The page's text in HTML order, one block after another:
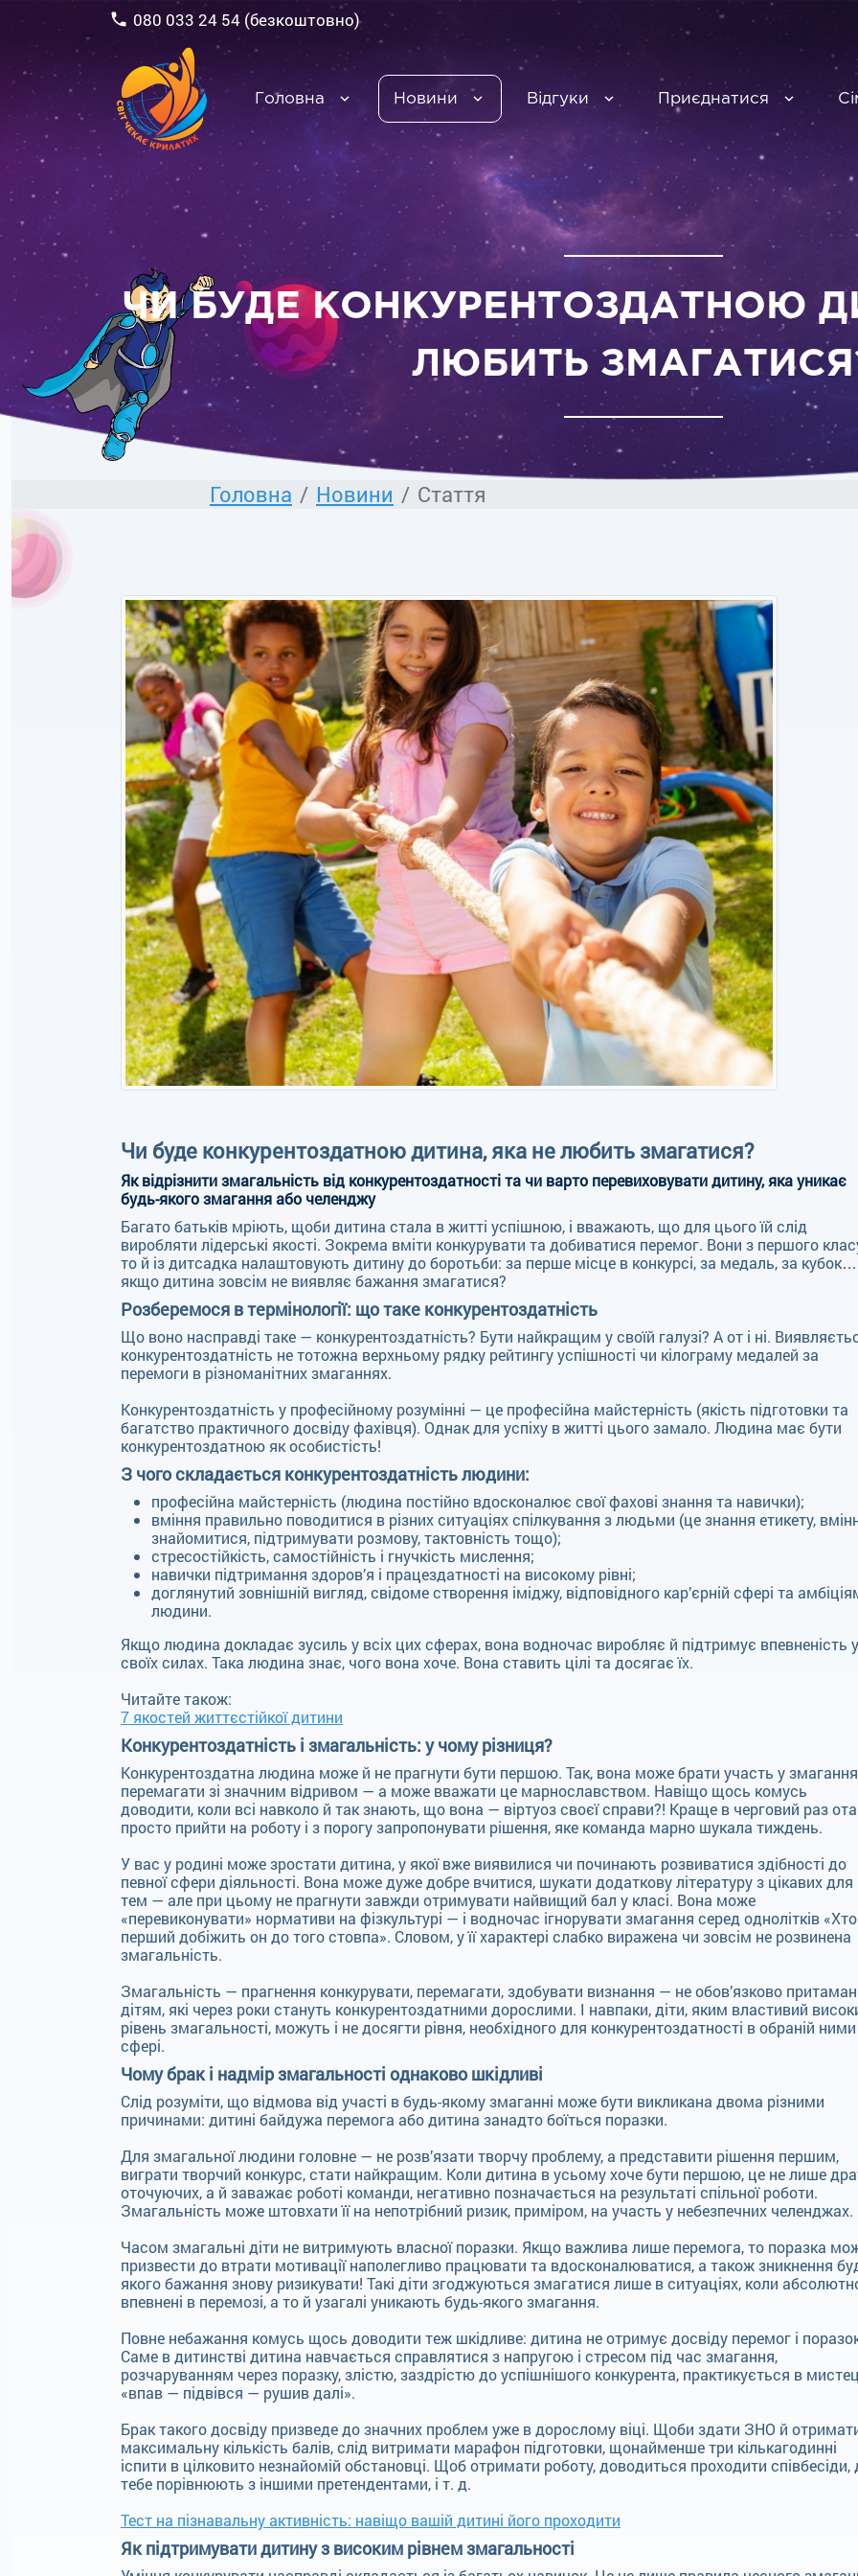
080 033 24 54 (безкоштовно)
Головна Новини Відгуки Приєднатися
ЧИ БУДЕ КОНКУРЕНТОЗДАТНОЮ
ЛЮБИТЬ
Головна Новини Стаття
Чи буде конкурентоздатною дитина, яка не любить змагатися?
Як відрізнити змагальність від конкурентоздатності та чи варто перевиховувати дитину, яка уникає
будь-якого змагання або челенджу
Багато батьків мріють, щоби дитина стала в житті успішною, і вважають, що для цього їй слід
виробляти лідерські якості. Зокрема вміти конкурувати та добиватися перемог. Вони з першого
то й із дитсадка налаштовують дитину до боротьби: за перше місце в конкурсі, за медаль, за
якщо дитина зовсім не виявляє бажання змагатися?
Розберемося в термінології: що таке конкурентоздатність
Що воно насправді таке — конкурентоздатність? Бути найкращим у своїй галузі? А от і ні.
конкурентоздатність не тотожна верхньому рядку рейтингу успішності чи кілограму медалей за
перемоги в різноманітних змаганнях.
Конкурентоздатність у професійному розумінні — це професійна майстерність (якість підготовки та
багатство практичного досвіду фахівця). Однак для успіху в житті цього замало. Людина має бути
конкурентоздатною як особистість!
З чого складається конкурентоздатність людини:
професійна майстерність (людина постійно вдосконалює свої фахові знання та навички);
вміння правильно поводитися в різних ситуаціях спілкування з людьми (це знання етикету,
знайомитися, підтримувати розмову, тактовність тощо);
стресостійкість, самостійність і гнучкість мислення;
навички підтримання здоров’я і працездатності на високому рівні;
доглянутий зовнішній вигляд, свідоме створення іміджу, відповідного кар’єрній сфері та
людини.
Якщо людина докладає зусиль у всіх цих сферах, вона водночас виробляє й підтримує впевненість у
своїх силах. Така людина знає, чого вона хоче. Вона ставить цілі та досягає їх.
Читайте також:
7 якостей життєстійкої дитини
Конкурентоздатність і змагальність: у чому різниця?
Конкурентоздатна людина може й не прагнути бути першою. Так, вона може брати участь у
перемагати зі значним відривом — а може вважати це марнославством. Навіщо щось комусь
доводити, коли всі навколо й так знають, що вона — віртуоз своєї справи?! Краще в черговий раз
просто прийти на роботу і з порогу запропонувати рішення, яке команда марно шукала тиждень.
У вас у родині може зростати дитина, у якої вже виявилися чи починають розвиватися здібності до
певної сфери діяльності. Вона може дуже добре вчитися, шукати додаткову літературу з цікавих для
тем — але при цьому не прагнути завжди отримувати найвищий бал у класі. Вона може
«перевиконувати» нормативи на фізкультурі — і водночас ігнорувати змагання серед однолітків «Хто
перший добіжить он до того стовпа». Словом, у її характері слабко виражена чи зовсім не розвинена
змагальність.
Змагальність — прагнення конкурувати, перемагати, здобувати визнання — не обов’язково
дітям, які через роки стануть конкурентоздатними дорослими. І навпаки, діти, яким властивий
рівень змагальності, можуть і не досягти рівня, необхідного для конкурентоздатності в обраній ними
сфері.
Чому брак і надмір змагальності однаково шкідливі
Слід розуміти, що відмова від участі в будь-якому змаганні може бути викликана двома різними
причинами: дитині байдужа перемога або дитина занадто боїться поразки.
Для змагальної людини головне — не розв’язати творчу проблему, а представити рішення першим,
виграти творчий конкурс, стати найкращим. Коли дитина в усьому хоче бути першою, це не лише
оточуючих, а й заважає роботі команди, негативно позначається на результаті спільної роботи.
Змагальність може штовхати її на непотрібний ризик, приміром, на участь у небезпечних челенджах.
Часом змагальні діти не витримують власної поразки. Якщо важлива лише перемога, то поразка
призвести до втрати мотивації наполегливо працювати та вдосконалюватися, а також зникнення
якого бажання знову ризикувати! Такі діти згоджуються змагатися лише в ситуаціях, коли
впевнені в перемозі, а то й узагалі уникають будь-якого змагання.
Повне небажання комусь щось доводити теж шкідливе: дитина не отримує досвіду перемог і
Саме в дитинстві дитина навчається справлятися з напругою і стресом під час змагання,
розчаруванням через поразку, злістю, заздрістю до успішнішого конкурента, практикується в
«впав — підвівся — рушив далі».
Брак такого досвіду призведе до значних проблем уже в дорослому віці. Щоби здати ЗНО й
максимальну кількість балів, слід витримати марафон підготовки, щонайменше три кількагодинні
іспити в цілковито незнайомій обстановці. Щоб отримати роботу, доводиться проходити співбесіди,
тебе порівнюють з іншими претендентами, і т. д.
Тест на пізнавальну активність: навіщо вашій дитині його проходити
Як підтримувати дитину з високим рівнем змагальності